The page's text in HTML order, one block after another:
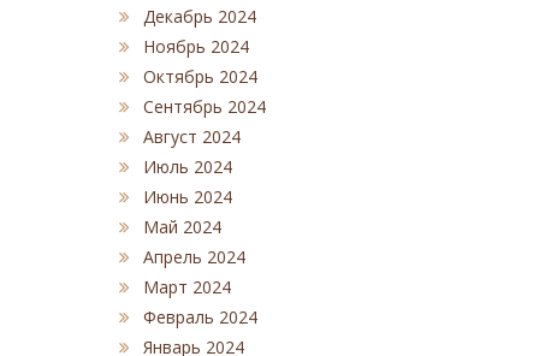
Декабрь 2024
Ноябрь 2024
Октябрь 2024
Сентябрь 2024
Август 2024
Июль 2024
Июнь 2024
Май 2024
Апрель 2024
Март 2024
Февраль 2024
Январь 2024